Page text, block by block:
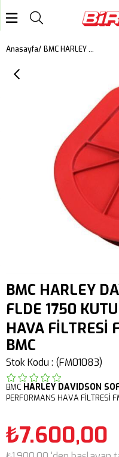
Anasayfa BMC HARLEY DAVIDSON SOFTAIL FLDE 1750 KUTU İÇİ PERFORMANS HAVA FİLTRESİ FM01083
BMC HARLEY
FLDE 1750
HAVA FİLTRESİ
BMC
Stok Kodu (FM01083)
BMC HARLEY DAVIDSON
PERFORMANS HAVA FİLTRESİ
₺7.600,00